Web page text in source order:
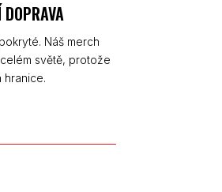
Náš merch
světě, protože
hranice.